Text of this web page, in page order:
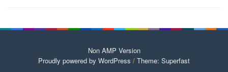
Non AMP Version
Proudly powered by WordPress / Theme: Superfast